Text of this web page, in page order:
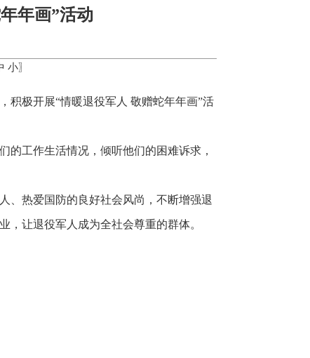
年画”活动
小〗
积极开展“情暖退役军人 敬赠蛇年年画”活
的工作生活情况，倾听他们的困难诉求，
、热爱国防的良好社会风尚，不断增强退
让退役军人成为全社会尊重的群体。